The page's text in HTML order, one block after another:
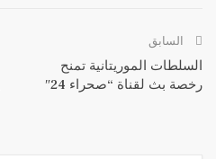
السابق
السلطات الموريتانية تمنح
رخصة بث لقناة “صحراء 24″